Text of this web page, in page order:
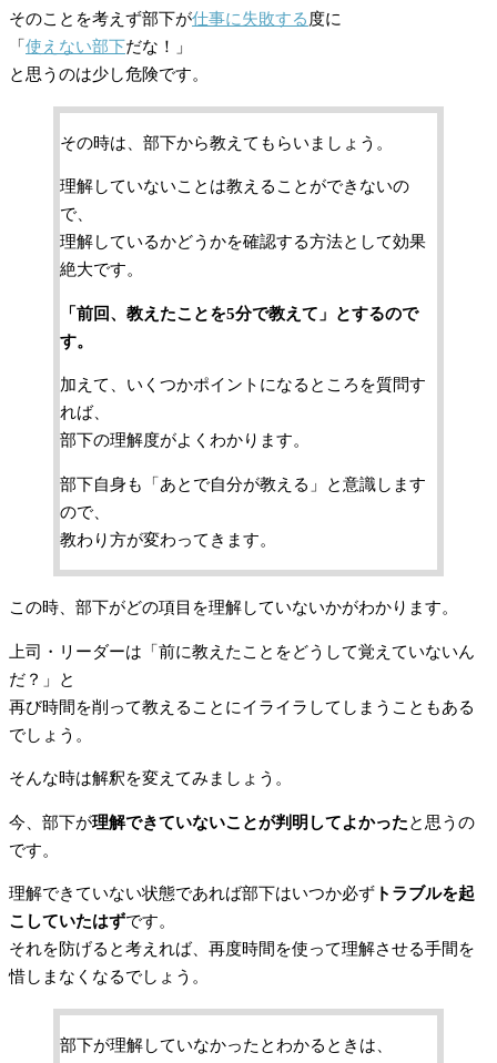
そのことを考えず部下が仕事に失敗する度に
「 使えない部下だな！」
と思うのは少し危険です。
その時は、部下から教えてもらいましょう。
理解していないことは教えることができないの
で、
理解しているかどうかを確認する方法として効果
絶大です。
「前回、教えたことを5分で教えて」とするので
す。
加えて、いくつかポイントになるところを質問す
れば、
部下の理解度がよくわかります。
部下自身も「あとで自分が教える」と意識します
ので、
教わり方が変わってきます。
この時、部下がどの項目を理解していないかがわかります。
上司・リーダーは「前に教えたことをどうして覚えていないん
だ？」と
再び時間を削って教えることにイライラしてしまうこともある
でしょう。
そんな時は解釈を変えてみましょう。
今、部下が理解できていないことが判明してよかったと思うの
です。
理解できていない状態であれば部下はいつか必ず トラブルを起
こしていたはずです。
それを防げると考えれば、再度時間を使って理解させる手間を
惜しまなくなるでしょう。
部下が理解していなかったとわかるときは、